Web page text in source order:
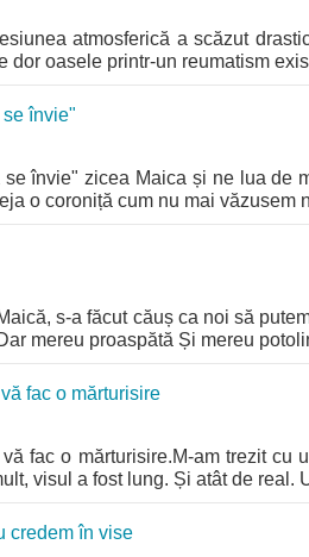
atmosferică a scăzut
dor oasele printr-un reumatism
învie"
învie" zicea Maica și ne lua de
o coroniță cum nu mai văzusem
s-a făcut căuș ca noi să
mereu proaspătă Și mereu
fac o mărturisire
fac o mărturisire.M-am trezit cu
visul a fost lung. Și atât de real.
credem în vise